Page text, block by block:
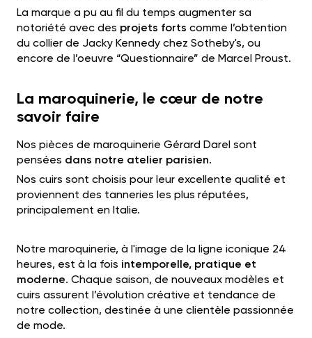
La marque a pu au fil du temps augmenter sa
notoriété avec des projets forts comme l’obtention
du collier de Jacky Kennedy chez Sotheby's, ou
encore de l’oeuvre “Questionnaire” de Marcel Proust.
La maroquinerie, le cœur de notre
savoir faire
Nos pièces de maroquinerie Gérard Darel sont
pensées dans notre atelier parisien.
Nos cuirs sont choisis pour leur excellente qualité et
proviennent des tanneries les plus réputées,
principalement en Italie.
Notre maroquinerie, à l'image de la ligne iconique 24
heures, est à la fois intemporelle, pratique et
moderne. Chaque saison, de nouveaux modèles et
cuirs assurent l’évolution créative et tendance de
notre collection, destinée à une clientèle passionnée
de mode.